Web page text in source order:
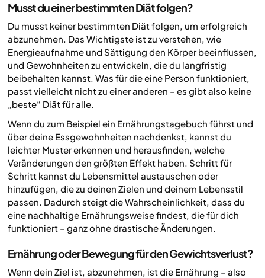
Musst du einer bestimmten Diät folgen?
Du musst keiner bestimmten Diät folgen, um erfolgreich
abzunehmen. Das Wichtigste ist zu verstehen, wie
Energieaufnahme und Sättigung den Körper beeinflussen,
und Gewohnheiten zu entwickeln, die du langfristig
beibehalten kannst. Was für die eine Person funktioniert,
passt vielleicht nicht zu einer anderen – es gibt also keine
„beste“ Diät für alle.
Wenn du zum Beispiel ein Ernährungstagebuch führst und
über deine Essgewohnheiten nachdenkst, kannst du
leichter Muster erkennen und herausfinden, welche
Veränderungen den größten Effekt haben. Schritt für
Schritt kannst du Lebensmittel austauschen oder
hinzufügen, die zu deinen Zielen und deinem Lebensstil
passen. Dadurch steigt die Wahrscheinlichkeit, dass du
eine nachhaltige Ernährungsweise findest, die für dich
funktioniert – ganz ohne drastische Änderungen.
Ernährung oder Bewegung für den Gewichtsverlust?
Wenn dein Ziel ist, abzunehmen, ist die Ernährung – also